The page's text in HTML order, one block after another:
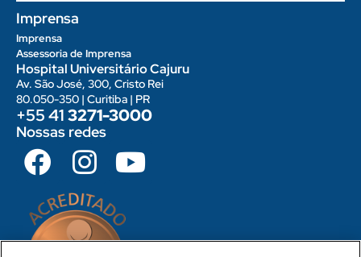
Imprensa
Imprensa
Assessoria de Imprensa
Hospital Universitário Cajuru
Av. São José, 300, Cristo Rei
80.050-350 | Curitiba | PR
+55 413271-3000
Nossas redes